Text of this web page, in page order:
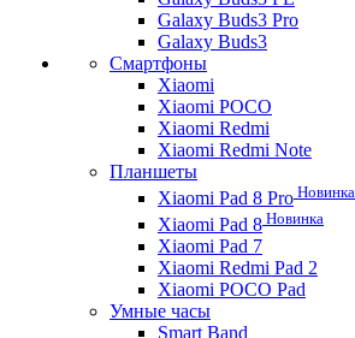
Galaxy Buds3 Pro
Galaxy Buds3
Смартфоны
Xiaomi
Xiaomi POCO
Xiaomi Redmi
Xiaomi Redmi Note
Планшеты
Xiaomi Pad 8 Pro Новинка
Xiaomi Pad 8 Новинка
Xiaomi Pad 7
Xiaomi Redmi Pad 2
Xiaomi POCO Pad
Умные часы
Smart Band